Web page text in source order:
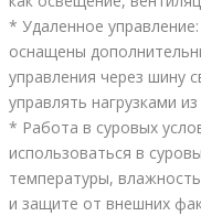
* Удаленное
оснащены
управления через шину
управлять нагрузками
* Работа в суровых
использоваться в
температуры,
и защите от внешних